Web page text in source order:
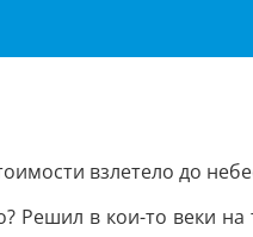
взлетело до
в кои-то веки